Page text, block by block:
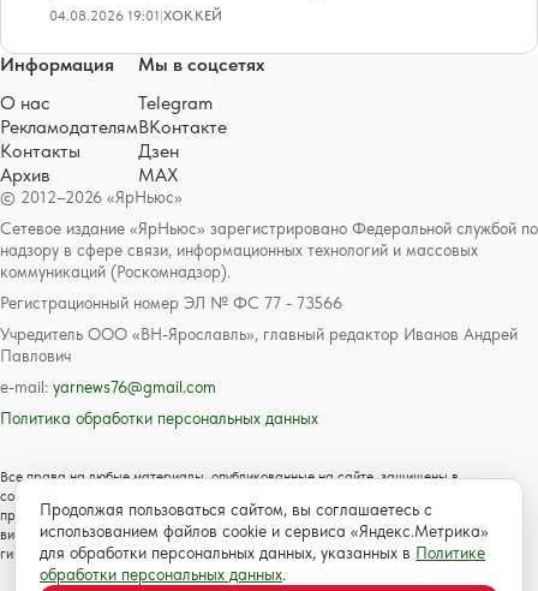
04.08.2026 19:01|ХОККЕЙ
© 2012–2026 «ЯрНьюс»
Сетевое издание «ЯрНьюс» зарегистрировано Федеральной службой по
надзору в сфере связи, информационных технологий и массовых
коммуникаций (Роскомнадзор).
Регистрационный номер ЭЛ № ФС 77 - 73566
Учредитель ООО «ВН-Ярославль», главный редактор Иванов Андрей
Павлович
e-mail: yarnews76@gmail.com
Политика обработки персональных данных
Все права на любые материалы, опубликованные на сайте, защищены в
соответствии с российским и международным законодательством об авторском
праве и смежных правах. Любое использование текстовых, фото, аудио и
видеоматериалов возможно только с согласия правообладателя с обязательной
гиперссылкой на сайт https://www.yarnews.net; Для детей старше 16 лет.
Информация
О нас
Рекламодателям
Контакты
Архив
Мы в соцсетях
Telegram
ВКонтакте
Дзен
MAX
Продолжая пользоваться сайтом, вы соглашаетесь с
использованием файлов cookie и сервиса «Яндекс.Метрика»
для обработки персональных данных, указанных в Политике
обработки персональных данных.